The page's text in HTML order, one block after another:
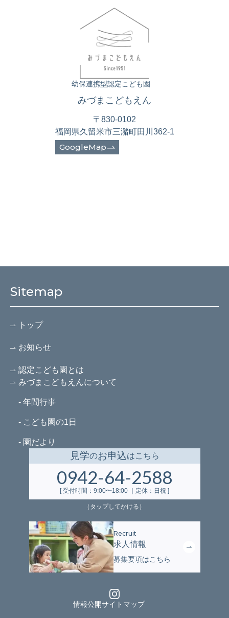
幼保連携型認定こども園
みづまこどもえん
〒830-0102
福岡県久留米市三潴町田川362-1
GoogleMap
Sitemap
トップ
お知らせ
認定こども園とは
みづまこどもえんについて
- 年間行事
- こども園の1日
- 園だより
見学のお申込はこちら
0942-64-2588
[ 受付時間：9:00〜18:00 ｜定休：日祝 ]
（タップしてかける）
求人情報
募集要項はこちら
イ
ン
情報公開サイトマップ